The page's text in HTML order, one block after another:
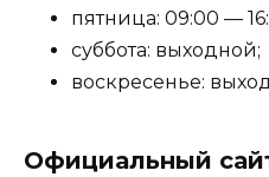
пятница: 09:00 —
суббота: выходной;
воскресенье:
Официальный